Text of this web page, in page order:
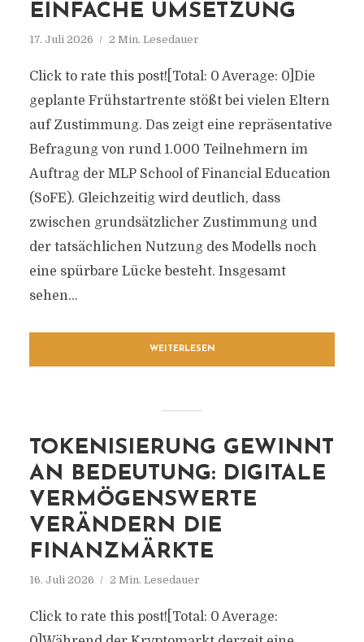
EINFACHE UMSETZUNG
17. Juli 2026 2 Min. Lesedauer
Click to rate this post![Total: 0 Average: 0]Die
geplante Frühstartrente stößt bei vielen Eltern
auf Zustimmung. Das zeigt eine repräsentative
Befragung von rund 1.000 Teilnehmern im
Auftrag der MLP School of Financial Education
(SoFE). Gleichzeitig wird deutlich, dass
zwischen grundsätzlicher Zustimmung und
der tatsächlichen Nutzung des Modells noch
eine spürbare Lücke besteht. Insgesamt
sehen...
WEITERLESEN
TOKENISIERUNG GEWINNT
AN BEDEUTUNG: DIGITALE
VERMÖGENSWERTE
VERÄNDERN DIE
FINANZMÄRKTE
16. Juli 2026 2 Min. Lesedauer
Click to rate this post![Total: 0 Average: